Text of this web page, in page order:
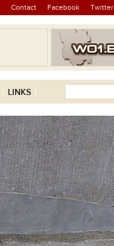
Contact Facebook Twitter
LINKS